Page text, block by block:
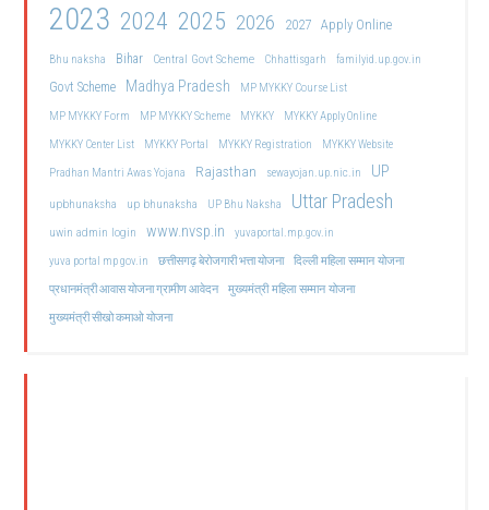
2023 2024 2025 2026 2027 Apply Online
Bhu naksha Bihar Central Govt Scheme Chhattisgarh familyid.up.gov.in
Govt Scheme Madhya Pradesh
MP MYKKY Course List
MP MYKKY Form
MP MYKKY Scheme MYKKY
MYKKY Apply Online
MYKKY Center List
MYKKY Portal MYKKY Registration
MYKKY Website
Pradhan Mantri Awas Yojana
Rajasthan sewayojan.up.nic.in UP
upbhunaksha up bhunaksha UP Bhu Naksha Uttar Pradesh
uwin admin login www.nvsp.in
yuvaportal.mp.gov.in
yuva portal mp gov.in
छत्तीसगढ़ बेरोजगारी भत्ता योजना दिल्ली महिला सम्मान योजना
प्रधानमंत्री आवास योजना ग्रामीण आवेदन मुख्यमंत्री महिला सम्मान योजना
मुख्यमंत्री सीखो कमाओ योजना